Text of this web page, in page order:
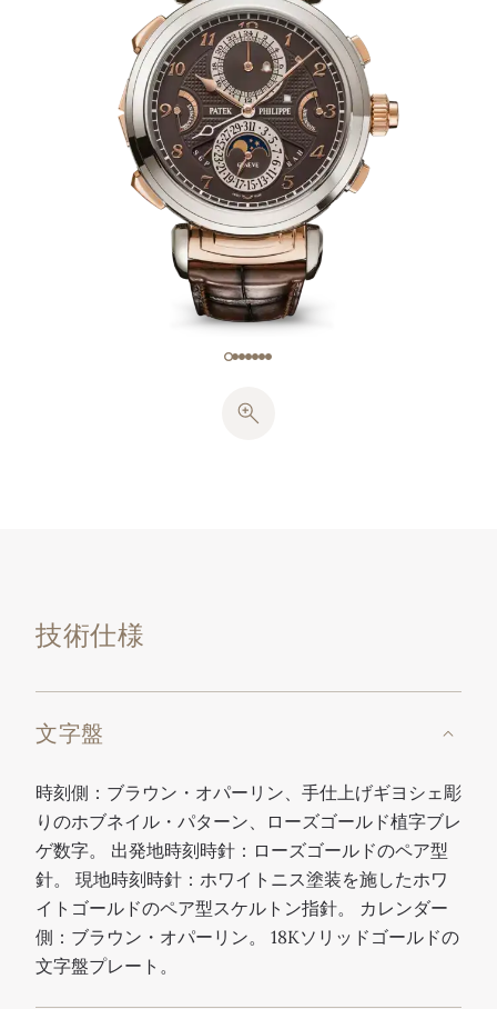
技術仕様
文字盤
時刻側：ブラウン・オパーリン、手仕上げギヨシェ彫
りのホブネイル・パターン、ローズゴールド植字ブレ
ゲ数字。 出発地時刻時針：ローズゴールドのペア型
針。 現地時刻時針：ホワイトニス塗装を施したホワ
イトゴールドのペア型スケルトン指針。 カレンダー
側：ブラウン・オパーリン。 18Kソリッドゴールドの
文字盤プレート。